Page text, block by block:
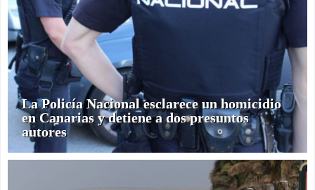
La Policía Nacional esclarece un homicidio
en Canarias y detiene a dos presuntos
autores